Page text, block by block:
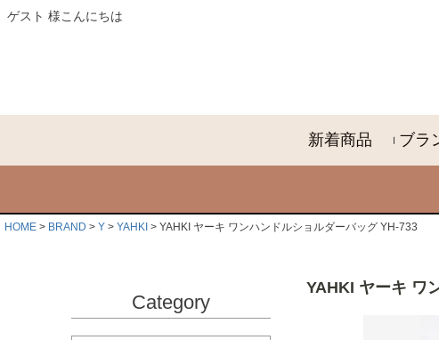
ゲスト 様こんにちは
新着商品 ブラ
HOME BRAND Y YAHKI YAHKI ヤーキ ワンハンドルショルダーバッグ YH-733
Category
YAHKI ヤーキ ワ